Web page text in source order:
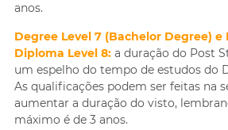
anos.
Degree Level 7 (Bachelor Degree)
Diploma Level 8:a duração do Post
um espelho do tempo de estudos do
As qualificações podem ser feitas na
aumentar a duração do visto,
máximo é de 3 anos.